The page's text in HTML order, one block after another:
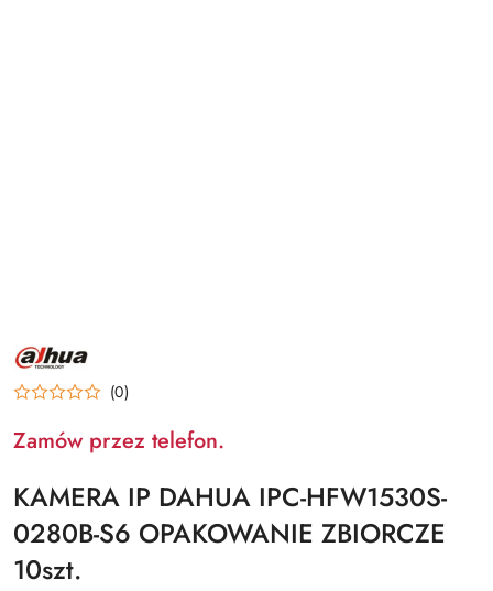
NAZWA
PRODUCENTA:
DAHUA
(0)
Zamów przez telefon.
KAMERA IP DAHUA IPC-HFW1530S-
0280B-S6 OPAKOWANIE ZBIORCZE
10szt.